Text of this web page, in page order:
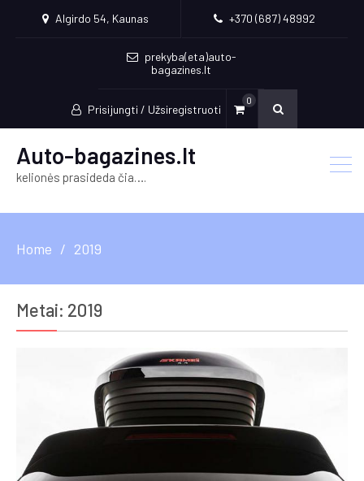
Algirdo 54, Kaunas +370 (687) 48992
prekyba(eta)auto-
bagazines.lt
Prisijungti / Užsiregistruoti
0
Auto-bagazines.lt
kelionės prasideda čia….
Home 2019
Metai: 2019